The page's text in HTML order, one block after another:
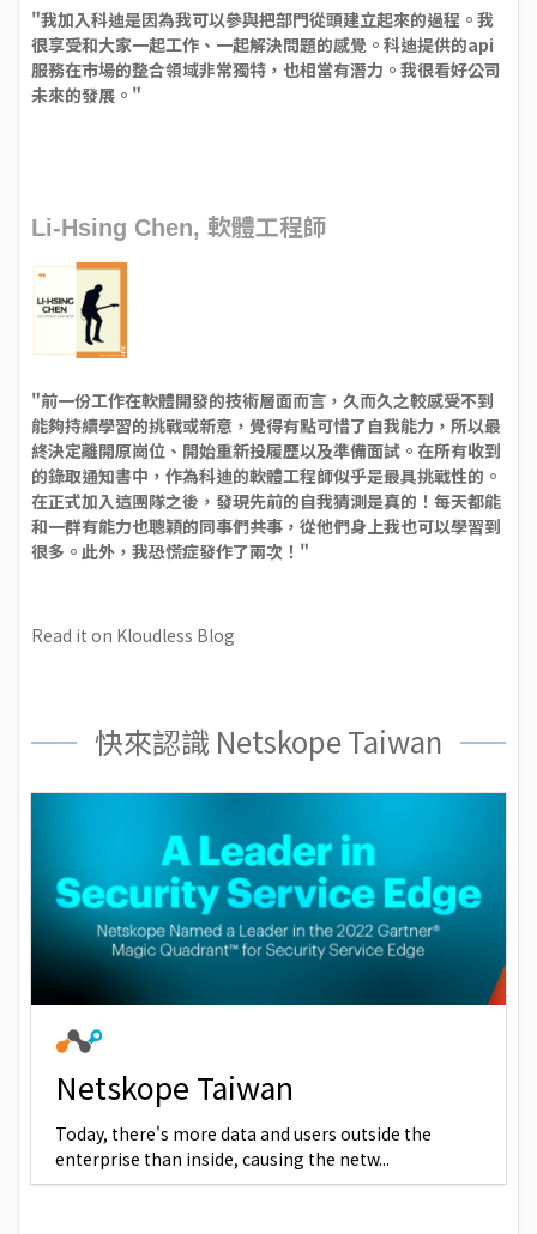
"我加入科迪是因為我可以參與把部門從頭建立起來的過程。我
很享受和大家一起工作、一起解決問題的感覺。科迪提供的api
服務在市場的整合領域非常獨特，也相當有潛力。我很看好公司
未來的發展。"
Li-Hsing Chen, 軟體工程師
"前一份工作在軟體開發的技術層面而言，久而久之較感受不到
能夠持續學習的挑戰或新意，覺得有點可惜了自我能力，所以最
終決定離開原崗位、開始重新投履歷以及準備面試。在所有收到
的錄取通知書中，作為科迪的軟體工程師似乎是最具挑戰性的。
在正式加入這團隊之後，發現先前的自我猜測是真的！每天都能
和一群有能力也聰穎的同事們共事，從他們身上我也可以學習到
很多。此外，我恐慌症發作了兩次！"
Read it on Kloudless Blog
快來認識 Netskope Taiwan
Netskope Taiwan
Today, there's more data and users outside the
enterprise than inside, causing the netw...